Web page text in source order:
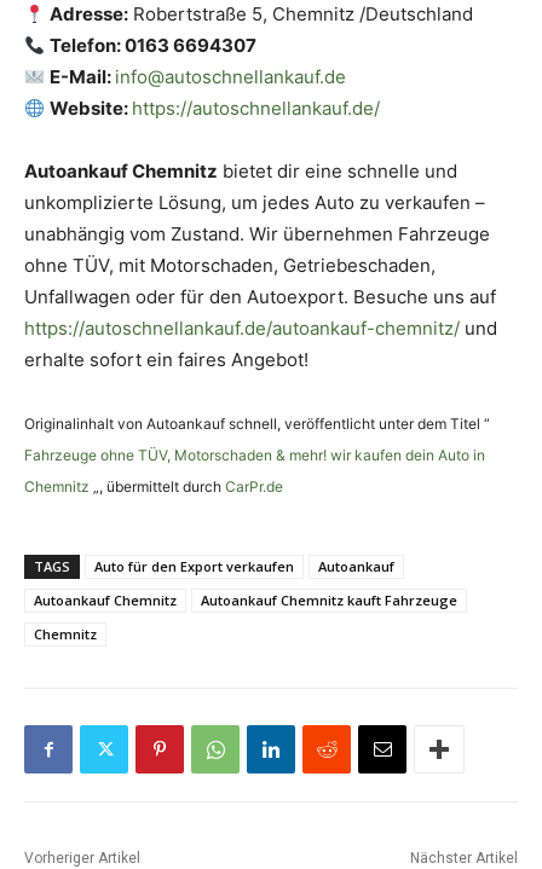
Adresse: Robertstraße 5, Chemnitz /Deutschland
Telefon: 0163 6694307
E-Mail: info@autoschnellankauf.de
Website: https://autoschnellankauf.de/
Autoankauf Chemnitz bietet dir eine schnelle und
unkomplizierte Lösung, um jedes Auto zu verkaufen –
unabhängig vom Zustand. Wir übernehmen Fahrzeuge
ohne TÜV, mit Motorschaden, Getriebeschaden,
Unfallwagen oder für den Autoexport. Besuche uns auf
https://autoschnellankauf.de/autoankauf-chemnitz/ und
erhalte sofort ein faires Angebot!
Originalinhalt von Autoankauf schnell, veröffentlicht unter dem Titel “
Fahrzeuge ohne TÜV, Motorschaden & mehr! wir kaufen dein Auto in
Chemnitz „, übermittelt durch CarPr.de
TAGS Auto für den Export verkaufen
Autoankauf
Autoankauf Chemnitz
Autoankauf Chemnitz kauft Fahrzeuge
Chemnitz
Vorheriger Artikel Nächster Artikel